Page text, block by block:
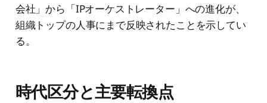
会社」から「IPオーケストレーター」への進化が、
組織トップの人事にまで反映されたことを示してい
る。
時代区分と主要転換点